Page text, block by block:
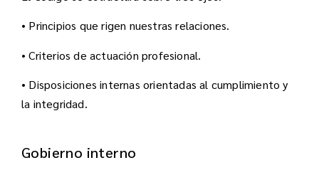
• Principios que rigen nuestras relaciones.
• Criterios de actuación profesional.
• Disposiciones internas orientadas al cumplimiento y
la integridad.
Gobierno interno